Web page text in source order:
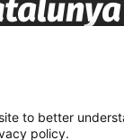
to better
policy.